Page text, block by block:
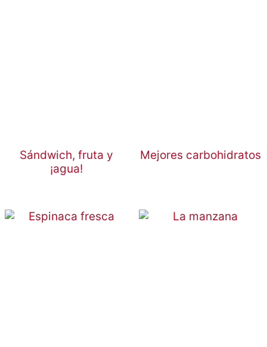
Sándwich, fruta y
¡agua!
Mejores carbohidratos